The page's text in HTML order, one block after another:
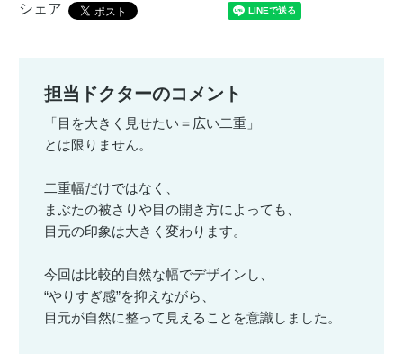
シェア
担当ドクターのコメント
「目を大きく見せたい＝広い二重」
とは限りません。
二重幅だけではなく、
まぶたの被さりや目の開き方によっても、
目元の印象は大きく変わります。
今回は比較的自然な幅でデザインし、
“やりすぎ感”を抑えながら、
目元が自然に整って見えることを意識しました。